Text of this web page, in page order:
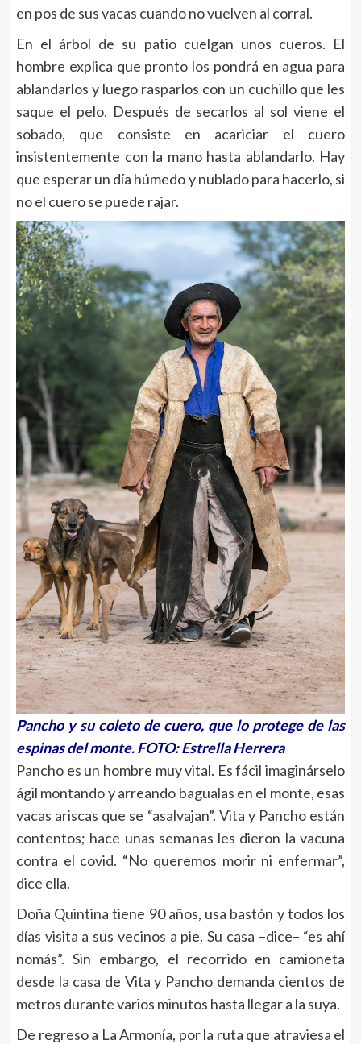
en pos de sus vacas cuando no vuelven al corral.
En el árbol de su patio cuelgan unos cueros. El
hombre explica que pronto los pondrá en agua para
ablandarlos y luego rasparlos con un cuchillo que les
saque el pelo. Después de secarlos al sol viene el
sobado, que consiste en acariciar el cuero
insistentemente con la mano hasta ablandarlo. Hay
que esperar un día húmedo y nublado para hacerlo, si
no el cuero se puede rajar.
Pancho y su coleto de cuero, que lo protege de las
espinas del monte. FOTO:Estrella Herrera
Pancho es un hombre muy vital. Es fácil imaginárselo
ágil montando y arreando bagualas en el monte, esas
vacas ariscas que se “asalvajan”. Vita y Pancho están
contentos; hace unas semanas les dieron la vacuna
contra el covid. “No queremos morir ni enfermar”,
dice ella.
Doña Quintina tiene 90 años, usa bastón y todos los
días visita a sus vecinos a pie. Su casa –dice– “es ahí
nomás”. Sin embargo, el recorrido en camioneta
desde la casa de Vita y Pancho demanda cientos de
metros durante varios minutos hasta llegar a la suya.
De regreso a La Armonía, por la ruta que atraviesa el